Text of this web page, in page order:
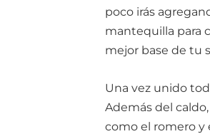
poco irás
mantequilla para
mejor base de tu
Una vez unido
Además del
como el romero y